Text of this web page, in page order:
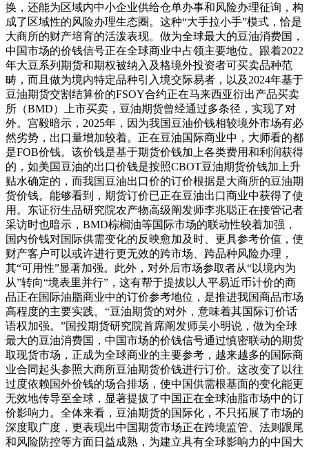
换，还能为区域内中小企业供给仓单办事和风险办理征询，构
成了区域性的风险办理生态圈。这种“大手拉小手”模式，恰是
大商所的财产培育的活泼表现。做为全球最大的豆油消费国，
中国市场的价钱信号正在全球商业中占领主要地位。跟着2022
年大豆系列期货和期权被纳入及格境外投资者可买卖品种范
畴，而且做为境内特定品种引入境交际易者，以及2024年基于
豆油期货交割结算价的FSOY合约正在马来西亚衍出产品买卖
所（BMD）上市买卖，豆油期货曾经通过多条径，实现了对
外。宫毅暗示，2025年，因为我国豆油价钱相较境外市场有必
然劣势，出口量增加较着。正在豆油国际商业中，大师看的都
是FOB价钱。该价钱是基于期货价钱加上各类费用和利润获得
的，如美国豆油的出口价钱是按照CBOT豆油期货价钱加上升
贴水确定的，而我国豆油出口价的订价根据是大商所的豆油期
货价钱。能够看到，期货订价已正在豆油出口商业中获得了使
用。东证衍生品研究院农产物高级阐发师李兆聪正在接管记者
采访时也暗示，BMD棕榈油等国际市场的联动性较着加强，
国内价钱对国际供需变化的反映愈加及时、更具参考价值，使
财产客户可以或许进行更无效的跨市场、跨品种风险办理，
其“可用性”显著加强。此外，对外后市场参取者从“以境内为
从”转向“境表里并行”，这有帮于提拔以人平易近币计价的商
品正在国际油脂商业中的订价参考地位，是推进我国商品市场
高程度的主要实践。“豆油期货的对外，意味着其国际订价话
语权加强。”国投期货研究院首席阐发师吴小明说，做为全球
最大的豆油消费国，中国市场的价钱信号通过慎密联动的期货
取现货市场，正成为全球商业的主要参考，越来越多的国际商
业合同起头参照大商所豆油期货价钱进行订价。这改变了以往
过度依赖国外价钱的场合排场，使中国供需根基面的变化能更
无效地传导至全球，显著提拔了中国正在全球油脂市场中的订
价影响力。全体来看，豆油期货的国际化，不只拓展了市场的
深度取广度，更表现出中国期货市场正在跨境监管、法则跟尾
和风险防控等方面日益成熟，为建立具有全球影响力的中国大